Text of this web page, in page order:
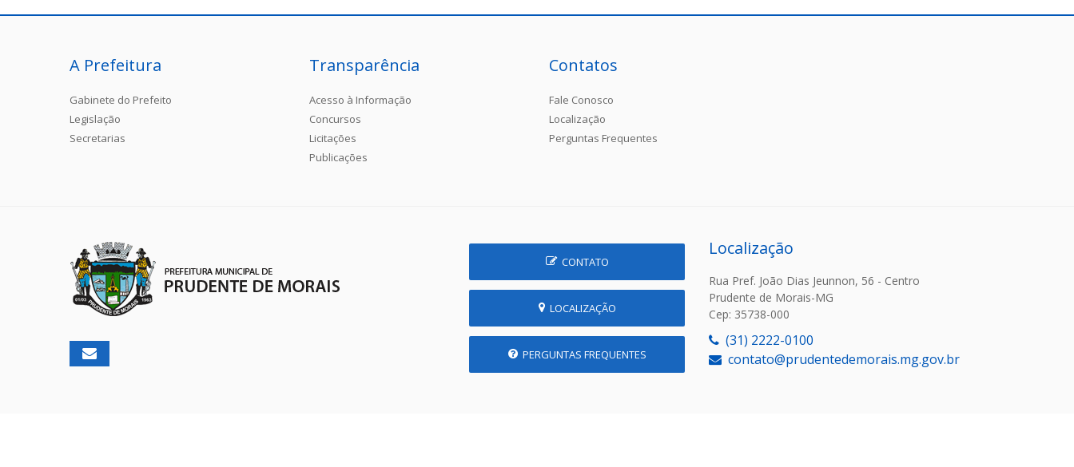
A Prefeitura
Gabinete do Prefeito
Legislação
Secretarias
Transparência
Acesso à Informação
Concursos
Licitações
Publicações
Contatos
Fale Conosco
Localização
Perguntas Frequentes
CONTATO
LOCALIZAÇÃO
PERGUNTAS FREQUENTES
Localização
Rua Pref. João Dias Jeunnon, 56 - Centro
Prudente de Morais-MG
Cep: 35738-000
(31) 2222-0100
contato@prudentedemorais.mg.gov.br